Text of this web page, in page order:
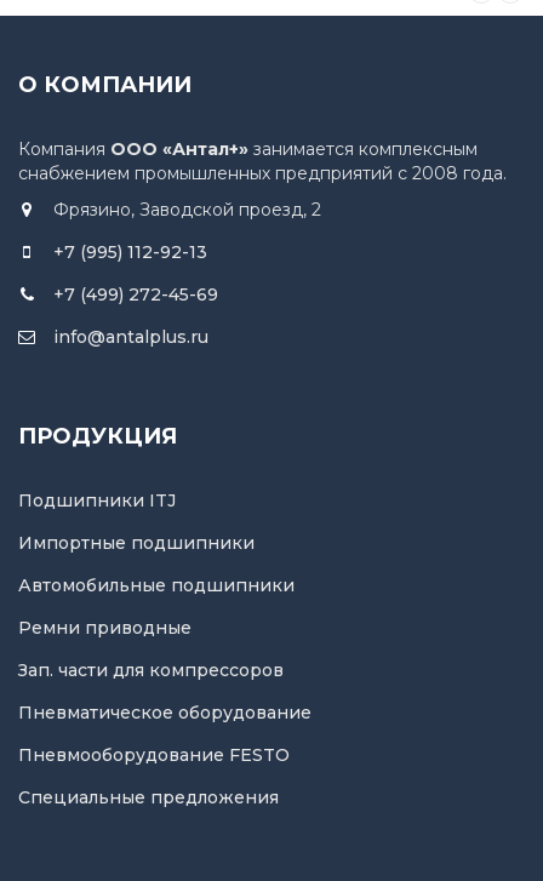
О КОМПАНИИ
Компания ООО «Антал+» занимается комплексным
снабжением промышленных предприятий с 2008 года.
Фрязино, Заводской проезд, 2
+7 (995) 112-92-13
+7 (499) 272-45-69
info@antalplus.ru
ПРОДУКЦИЯ
Подшипники ITJ
Импортные подшипники
Автомобильные подшипники
Ремни приводные
Зап. части для компрессоров
Пневматическое оборудование
Пневмооборудование FESTO
Специальные предложения